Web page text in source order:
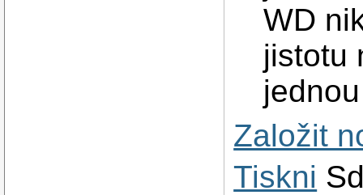
WD
jistotu
Založit
Tiskni